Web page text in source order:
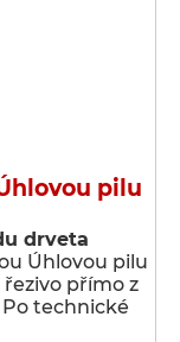
pilu
drveta
Úhlovou pilu
řezivo přímo z
technické